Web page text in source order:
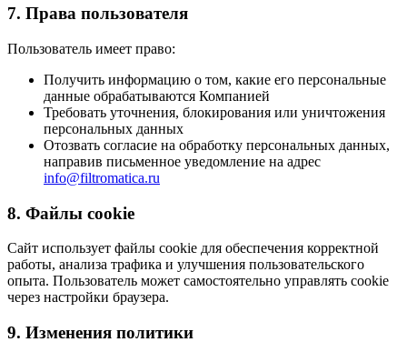
7. Права пользователя
Пользователь имеет право:
Получить информацию о том, какие его персональные
данные обрабатываются Компанией
Требовать уточнения, блокирования или уничтожения
персональных данных
Отозвать согласие на обработку персональных данных,
направив письменное уведомление на адрес
info@filtromatica.ru
8. Файлы cookie
Сайт использует файлы cookie для обеспечения корректной
работы, анализа трафика и улучшения пользовательского
опыта. Пользователь может самостоятельно управлять cookie
через настройки браузера.
9. Изменения политики